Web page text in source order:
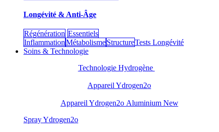
Longévité & Anti-Âge
Régénération Essentiels
InflammationMétabolismeStructureTests Longévité
Soins & Technologie
Technologie Hydrogène
Appareil Ydrogen2o
Appareil Ydrogen2o Aluminium New
​Spray Ydrogen2o